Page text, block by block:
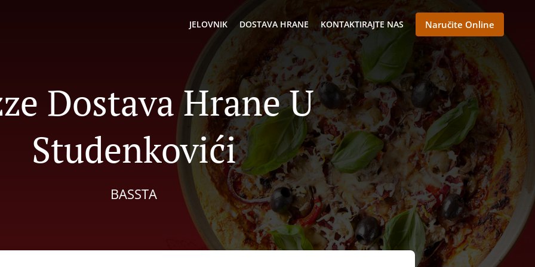
JELOVNIK DOSTAVA HRANE KONTAKTIRAJTE NAS Naručite Online
Dostava Hrane U
Studenkovići
BASSTA